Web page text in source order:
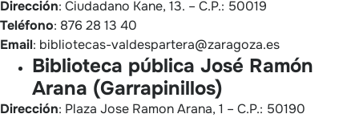
Dirección: Ciudadano Kane, 13. – C.P.: 50019
Teléfono: 876 28 13 40
Email: bibliotecas-valdespartera@zaragoza.es
Biblioteca pública José Ramón
Arana (Garrapinillos)
Dirección: Plaza Jose Ramon Arana, 1 – C.P.: 50190